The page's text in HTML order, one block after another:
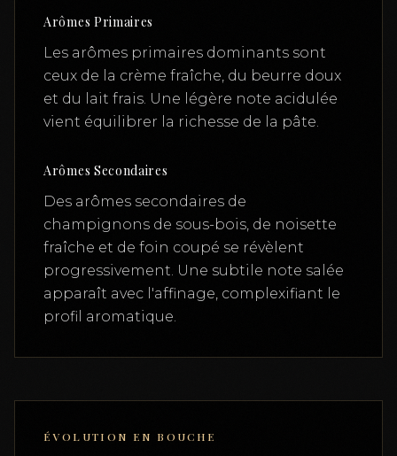
Arômes Primaires
Les arômes primaires dominants sont
ceux de la crème fraîche, du beurre doux
et du lait frais. Une légère note acidulée
vient équilibrer la richesse de la pâte.
Arômes Secondaires
Des arômes secondaires de
champignons de sous-bois, de noisette
fraîche et de foin coupé se révèlent
progressivement. Une subtile note salée
apparaît avec l'affinage, complexifiant le
profil aromatique.
ÉVOLUTION EN BOUCHE